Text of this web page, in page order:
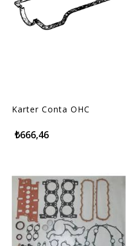
Karter Conta OHC
₺666,46